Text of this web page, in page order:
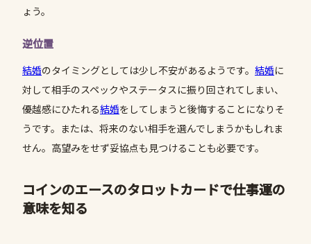
ょう。
逆位置
結婚のタイミングとしては少し不安があるようです。 結婚に
対して相手のスペックやステータスに振り回されてしまい、
優越感にひたれる結婚をしてしまうと後悔することになりそ
うです。または、将来のない相手を選んでしまうかもしれま
せん。高望みをせず妥協点も見つけることも必要です。
コインのエースのタロットカードで仕事運の
意味を知る